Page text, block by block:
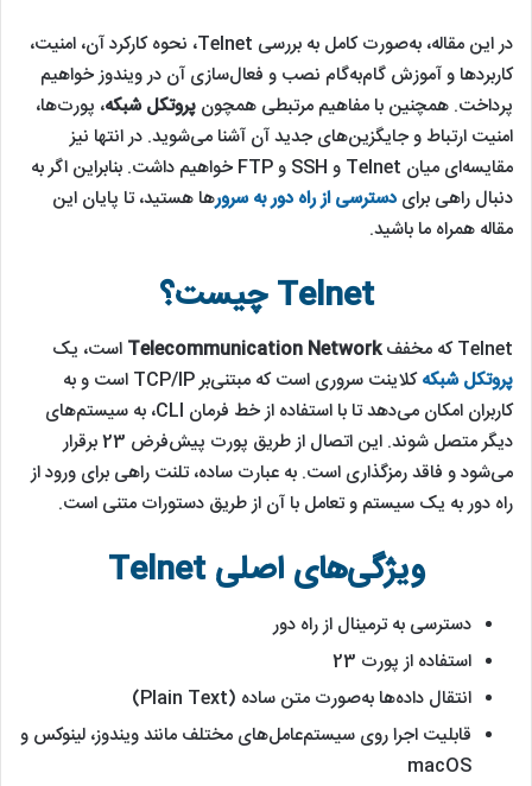
در این مقاله، به‌صورت کامل به بررسی Telnet، نحوه کارکرد آن، امنیت،
کاربردها و آموزش گام‌به‌گام نصب و فعال‌سازی آن در ویندوز خواهیم
پرداخت. همچنین با مفاهیم مرتبطی همچون پروتکل شبکه، پورت‌ها،
امنیت ارتباط و جایگزین‌های جدید آن آشنا می‌شوید. در انتها نیز
مقایسه‌ای میان Telnet و SSH و FTP خواهیم داشت. بنابراین اگر به
دنبال راهی برای دسترسی از راه دوربه سرورها هستید، تا پایان این
مقاله همراه ما باشید.
Telnet چیست؟
Telnet که مخفف Telecommunication Network است، یک
پروتکل شبکه
کلاینت سروری است که مبتنی‌بر TCP/IP است و به
کاربران امکان می‌دهد تا با استفاده از خط فرمان CLI، به سیستم‌های
دیگر متصل شوند. این اتصال از طریق پورت پیش‌فرض 23 برقرار
می‌شود و فاقد رمزگذاری است. به عبارت ساده، تلنت راهی برای ورود از
راه دور به یک سیستم و تعامل با آن از طریق دستورات متنی است.
ویژگی‌های اصلی Telnet
دسترسی به ترمینال از راه دور
استفاده از پورت 23
انتقال داده‌ها به‌صورت متن ساده (Plain Text)
قابلیت اجرا روی سیستم‌عامل‌های مختلف مانند ویندوز، لینوکس و
macOS